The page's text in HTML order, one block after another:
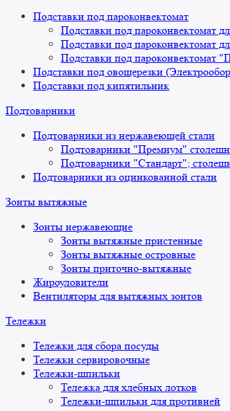
Подставки под пароконвектомат
Подставки под пароконвектомат
Подставки под пароконвектомат
Подставки под пароконвектомат
Подставки под овощерезки
Подставки под кипятильник
Подтоварники
Подтоварники из нержавеющей стали
Подтоварники "Премиум"
Подтоварники "Стандарт";
Подтоварники из оцинкованной стали
Зонты вытяжные
Зонты нержавеющие
Зонты вытяжные пристенные
Зонты вытяжные островные
Зонты приточно-вытяжные
Жироуловители
Вентиляторы для вытяжных зонтов
Тележки
Тележки для сбора посуды
Тележки сервировочные
Тележки-шпильки
Тележка для хлебных лотков
Тележки-шпильки для противней